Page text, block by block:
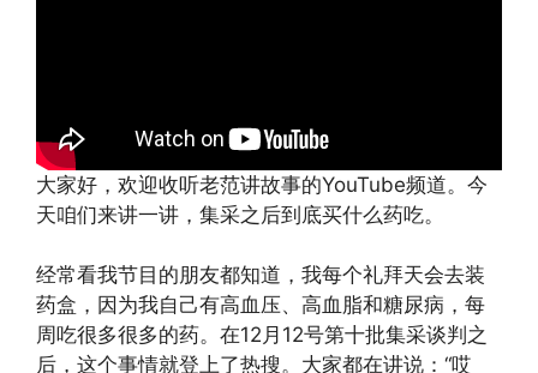
大家好，欢迎收听老范讲故事的YouTube频道。今
天咱们来讲一讲，集采之后到底买什么药吃。
经常看我节目的朋友都知道，我每个礼拜天会去装
药盒，因为我自己有高血压、高血脂和糖尿病，每
周吃很多很多的药。在12月12号第十批集采谈判之
后，这个事情就登上了热搜。大家都在讲说：“哎